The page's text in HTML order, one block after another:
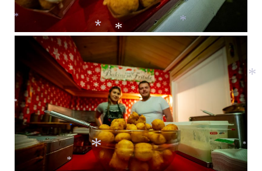
*
*
*
*
*
*